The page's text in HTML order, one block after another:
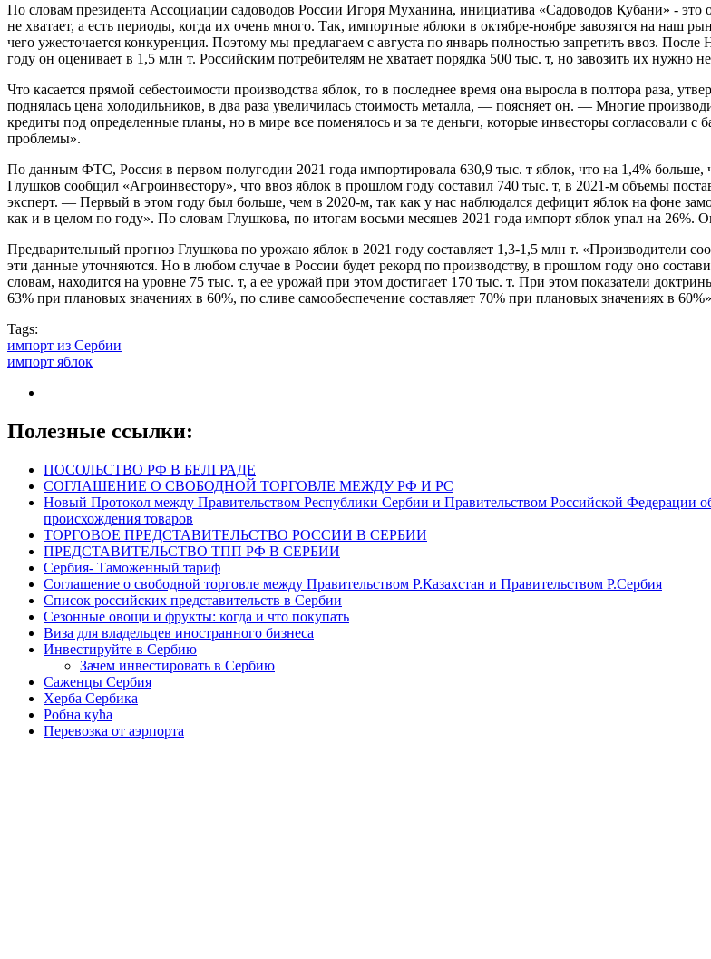
По словам президента Ассоциации садоводов России Игоря Муханина, инициатива «Садоводов Кубани» - это
не хватает, а есть периоды, когда их очень много. Так, импортные яблоки в октябре-ноябре завозятся на
чего ужесточается конкуренция. Поэтому мы предлагаем с августа по январь полностью запретить ввоз.
году он оценивает в 1,5 млн т. Российским потребителям не хватает порядка 500 тыс. т, но завозить их нужно
Что касается прямой себестоимости производства яблок, то в последнее время она выросла в полтора раза,
поднялась цена холодильников, в два раза увеличилась стоимость металла, — поясняет он. — Многие
кредиты под определенные планы, но в мире все поменялось и за те деньги, которые инвесторы согласовали
проблемы».
По данным ФТС, Россия в первом полугодии 2021 года импортировала 630,9 тыс. т яблок, что на 1,4%
Глушков сообщил «Агроинвестору», что ввоз яблок в прошлом году составил 740 тыс. т, в 2021-м объемы
эксперт. — Первый в этом году был больше, чем в 2020-м, так как у нас наблюдался дефицит яблок на фоне
как и в целом по году». По словам Глушкова, по итогам восьми месяцев 2021 года импорт яблок упал на 26%.
Предварительный прогноз Глушкова по урожаю яблок в 2021 году составляет 1,3-1,5 млн т. «Производители
эти данные уточняются. Но в любом случае в России будет рекорд по производству, в прошлом году оно
словам, находится на уровне 75 тыс. т, а ее урожай при этом достигает 170 тыс. т. При этом показатели
63% при плановых значениях в 60%, по сливе самообеспечение составляет 70% при плановых значениях в
Tags:
импорт из Сербии
импорт яблок
Полезные ссылки:
ПОСОЛЬСТВО РФ В БЕЛГРАДЕ
СОГЛАШЕНИЕ О СВОБОДНОЙ ТОРГОВЛЕ МЕЖДУ РФ И РС
Новый Протокол между Правительством Республики Сербии и Правительством Российской Федерации
происхождения товаров
ТОРГОВОЕ ПРЕДСТАВИТЕЛЬСТВО РОССИИ В СЕРБИИ
ПРЕДСТАВИТЕЛЬСТВО ТПП РФ В СЕРБИИ
Сербия- Таможенный тариф
Соглашение о свободной торговле между Правительством Р.Казахстан и Правительством Р.Сербия
Список российских представительств в Сербии
Сезонные овощи и фрукты: когда и что покупать
Виза для владельцев иностранного бизнеса
Инвестируйте в Сербию
Зачем инвестировать в Сербию
Саженцы Сербия
Херба Сербика
Робна кућа
Перевозка от аэрпорта